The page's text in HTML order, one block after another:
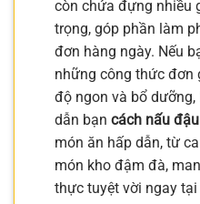
còn chứa đựng nhiều
trọng, góp phần làm
đơn hàng ngày. Nếu
những công thức đơn
độ ngon và bổ
dẫn bạn cách nấu
món ăn hấp dẫn, từ
món kho đậm đà,
thực tuyệt vời ngay tại